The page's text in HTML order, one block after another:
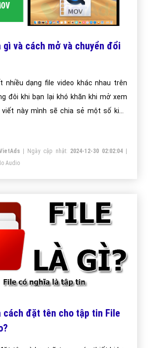
gì và cách mở và chuyển đổi
nhiều dạng file video khác nhau trên
đôi khi bạn lại khó khăn khi mở xem
viết này mình sẽ chia sẻ một số kiến
| Ngày cập nhật: 2024-12-30 02:02:04 |
Audio
cách đặt tên cho tập tin File